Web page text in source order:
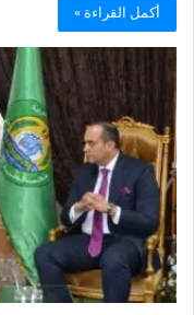
أكمل القراءة »